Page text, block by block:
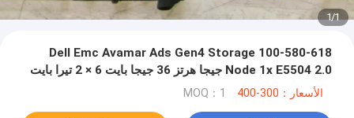
1
/
1
100-580-618 Dell Emc Avamar Ads Gen4 Storage
Node 1x E5504 2.0 جيجا هرتز 36 جيجا بايت 6 × 2 تيرا بايت
الأسعار：300-400 MOQ：1